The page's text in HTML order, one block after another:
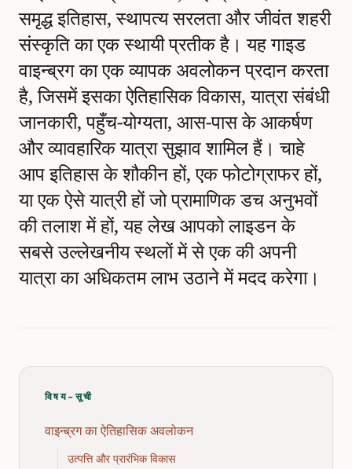
समृद्ध इतिहास, स्थापत्य सरलता और जीवंत शहरी
संस्कृति का एक स्थायी प्रतीक है। यह गाइड
वाइन्ब्रग का एक व्यापक अवलोकन प्रदान करता
है, जिसमें इसका ऐतिहासिक विकास, यात्रा संबंधी
जानकारी, पहुँच-योग्यता, आस-पास के आकर्षण
और व्यावहारिक यात्रा सुझाव शामिल हैं। चाहे
आप इतिहास के शौकीन हों, एक फोटोग्राफर हों,
या एक ऐसे यात्री हों जो प्रामाणिक डच अनुभवों
की तलाश में हों, यह लेख आपको लाइडन के
सबसे उल्लेखनीय स्थलों में से एक की अपनी
यात्रा का अधिकतम लाभ उठाने में मदद करेगा।
विषय-सूची
वाइन्ब्रग का ऐतिहासिक अवलोकन
उत्पत्ति और प्रारंभिक विकास